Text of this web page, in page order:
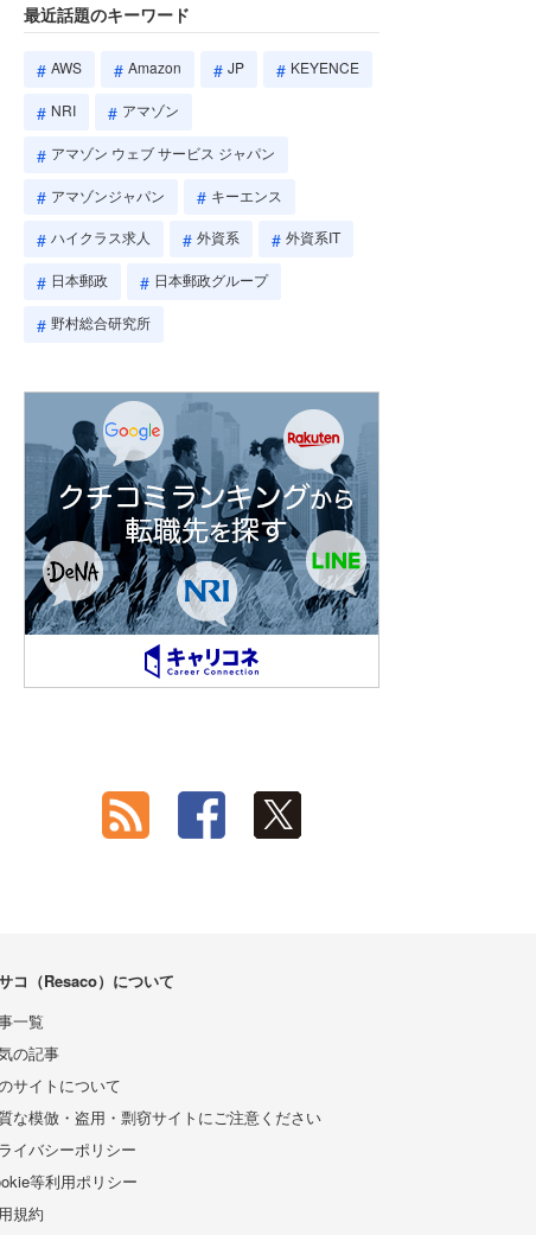
最近話題のキーワード
AWS Amazon JP KEYENCE
NRI アマゾン
アマゾン ウェブ サービス ジャパン
アマゾンジャパン キーエンス
ハイクラス求人 外資系 外資系IT
日本郵政 日本郵政グループ
野村総合研究所
コ（Resaco）について
一覧
の記事
サイトについて
な模倣・盗用・剽窃サイトにご注意ください
イバシーポリシー
等利用ポリシー
規約